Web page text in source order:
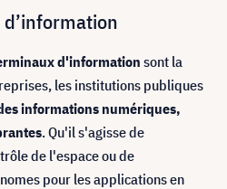
d'information sont la
les institutions publiques
informations numériques,
. Qu'il s'agisse de
de l'espace ou de
pour les applications en